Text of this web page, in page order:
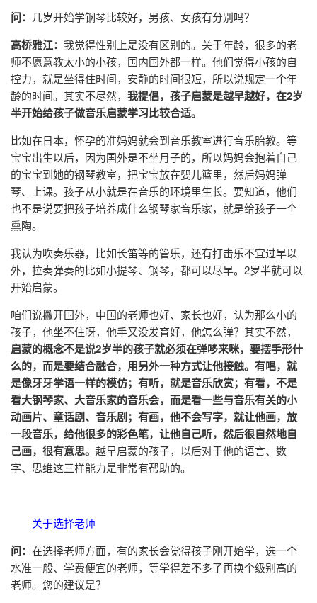
问： 几岁开始学钢琴比较好，男孩、女孩有分别吗？
高桥雅江： 我觉得性别上是没有区别的。关于年龄，很多的老
师不愿意教太小的小孩，国内国外都一样。他们觉得小孩的自
控力，就是坐得住时间，安静的时间很短，所以说规定一个年
龄的时间。其实不尽然， 我提倡，孩子启蒙是越早越好，在2岁
半开始给孩子做音乐启蒙学习比较合适。
比如在日本，怀孕的准妈妈就会到音乐教室进行音乐胎教。等
宝宝出生以后，因为国外是不坐月子的，所以妈妈会抱着自己
的宝宝到她的钢琴教室，把宝宝放在婴儿篮里，然后妈妈弹
琴、上课。孩子从小就是在音乐的环境里生长。要知道，他们
也不是说要把孩子培养成什么钢琴家音乐家，就是给孩子一个
熏陶。
我认为吹奏乐器，比如长笛等的管乐，还有打击乐不宜过早以
外，拉奏弹奏的比如小提琴、钢琴，都可以尽早。2岁半就可以
开始启蒙。
咱们说撇开国外，中国的老师也好、家长也好，认为那么小的
孩子，他坐不住呀，他手又没发育好，他怎么弹？其实不然，
启蒙的概念不是说2岁半的孩子就必须在弹哆来咪，要摆手形什
么的，而是要结合融合，用另外一种方式让他接触。有唱，就
是像牙牙学语一样的模仿；有听，就是音乐欣赏；有看，不是
看大钢琴家、大音乐家的音乐会，而是看一些与音乐有关的小
动画片、童话剧、音乐剧；有画，他不会写字，就让他画，放
一段音乐，给他很多的彩色笔，让他自己听，然后很自然地自
己画，很有意思。 越早启蒙的孩子，以后对于他的语言、数
字、思维这三样能力是非常有帮助的。
关于选择老师
问： 在选择老师方面，有的家长会觉得孩子刚开始学，选一个
水准一般、学费便宜的老师，等学得差不多了再换个级别高的
老师。您的建议是？